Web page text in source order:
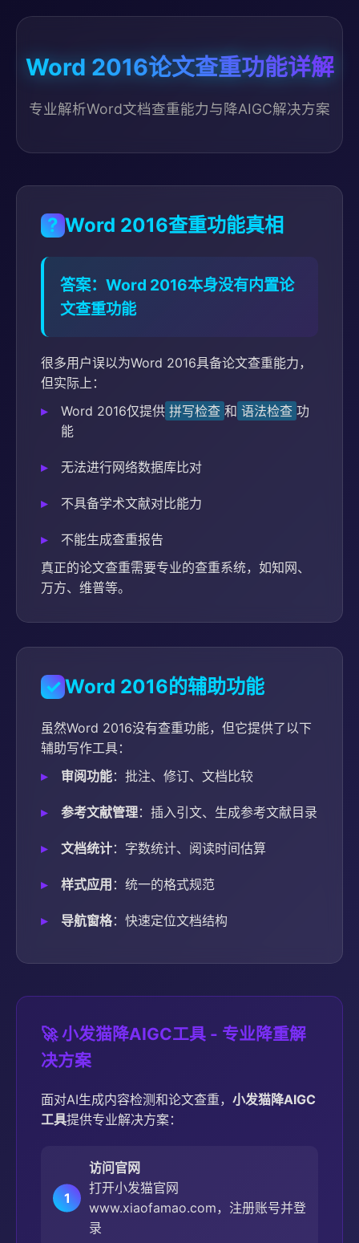
Word 2016论文查重功能详解
专业解析Word文档查重能力与降AIGC解决方案
? Word 2016查重功能真相
答案：Word 2016本身没有内置论
文查重功能
很多用户误以为Word 2016具备论文查重能力，
但实际上：
Word 2016仅提供 拼写检查 和 语法检查 功
能
无法进行网络数据库比对
不具备学术文献对比能力
不能生成查重报告
真正的论文查重需要专业的查重系统，如知网、
万方、维普等。
✓Word 2016的辅助功能
虽然Word 2016没有查重功能，但它提供了以下
辅助写作工具：
审阅功能：批注、修订、文档比较
参考文献管理：插入引文、生成参考文献目录
文档统计：字数统计、阅读时间估算
样式应用 ：统一的格式规范
导航窗格：快速定位文档结构
🚀 小发猫降AIGC工具 - 专业降重解
决方案
面对AI生成内容检测和论文查重， 小发猫降AIGC
工具提供专业解决方案：
访问官网
打开小发猫官网
www.xiaofamao.com，注册账号并登
录